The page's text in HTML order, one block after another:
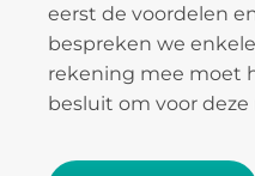
eerst de voordelen
bespreken we
rekening mee moet
besluit om voor